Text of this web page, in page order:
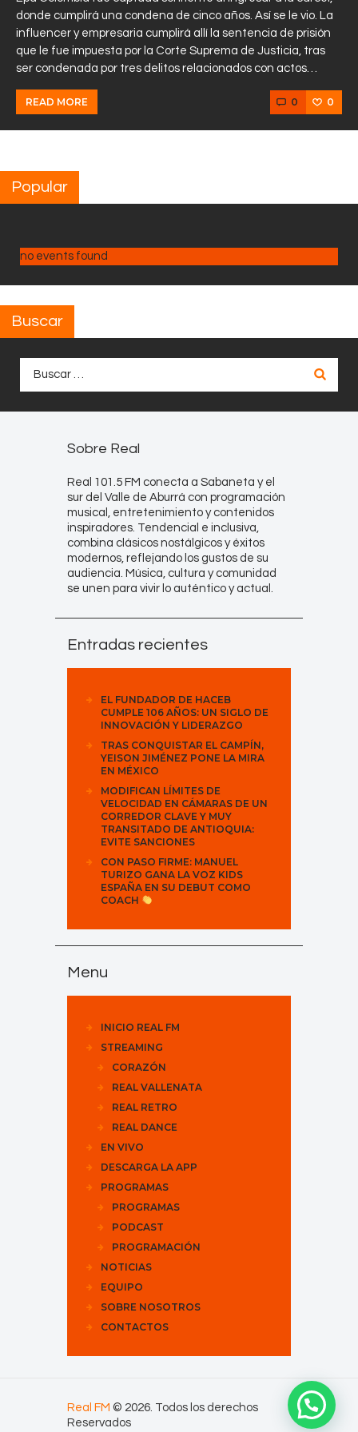
donde cumplirá una condena de cinco años. Así se le vio. La
influencer y empresaria cumplirá allí la sentencia de prisión
que le fue impuesta por la Corte Suprema de Justicia, tras
ser condenada por tres delitos relacionados con actos…
READ MORE 0 0
Popular
no events found
Buscar
Sobre Real
Real 101.5 FM conecta a Sabaneta y el
sur del Valle de Aburrá con programación
musical, entretenimiento y contenidos
inspiradores. Tendencial e inclusiva,
combina clásicos nostálgicos y éxitos
modernos, reflejando los gustos de su
audiencia. Música, cultura y comunidad
se unen para vivir lo auténtico y actual.
Entradas recientes
EL FUNDADOR DE HACEB
CUMPLE 106 AÑOS: UN SIGLO DE
INNOVACIÓN Y LIDERAZGO
TRAS CONQUISTAR EL CAMPÍN,
YEISON JIMÉNEZ PONE LA MIRA
EN MÉXICO
MODIFICAN LÍMITES DE
VELOCIDAD EN CÁMARAS DE UN
CORREDOR CLAVE Y MUY
TRANSITADO DE ANTIOQUIA:
EVITE SANCIONES
CON PASO FIRME: MANUEL
TURIZO GANA LA VOZ KIDS
ESPAÑA EN SU DEBUT COMO
COACH
Menu
INICIO REAL FM
STREAMING
CORAZÓN
REAL VALLENATA
REAL RETRO
REAL DANCE
EN VIVO
DESCARGA LA APP
PROGRAMAS
PROGRAMAS
PODCAST
PROGRAMACIÓN
NOTICIAS
EQUIPO
SOBRE NOSOTROS
CONTACTOS
Real FM © 2026. Todos los derechos
Reservados